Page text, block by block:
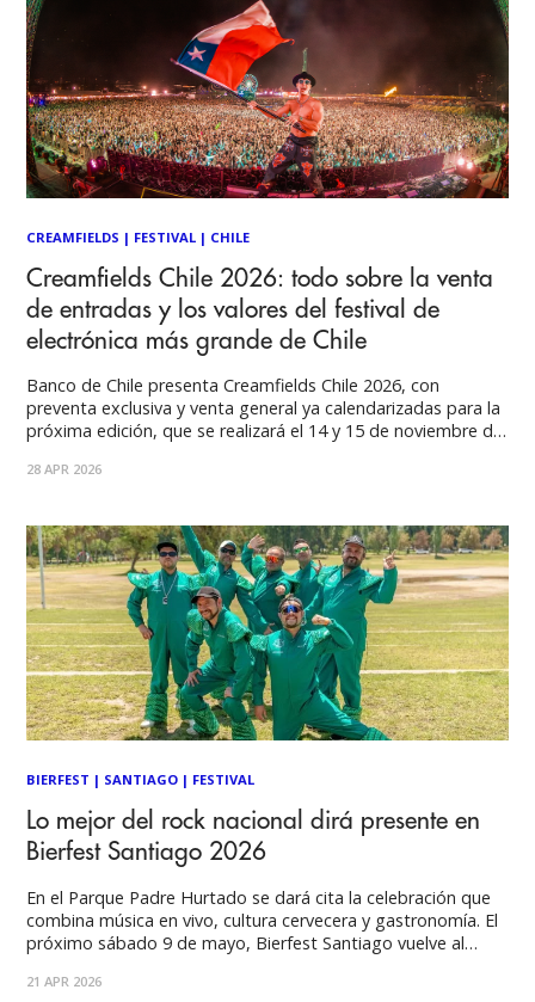
CREAMFIELDS | FESTIVAL | CHILE
Creamfields Chile 2026: todo sobre la venta
de entradas y los valores del festival de
electrónica más grande de Chile
Banco de Chile presenta Creamfields Chile 2026, con
preventa exclusiva y venta general ya calendarizadas para la
próxima edición, que se realizará el 14 y 15 de noviembre de
asistir a Creamfields, toma nota de las fechas claves: La
28 APR 2026
BIERFEST | SANTIAGO | FESTIVAL
Lo mejor del rock nacional dirá presente en
Bierfest Santiago 2026
En el Parque Padre Hurtado se dará cita la celebración que
combina música en vivo, cultura cervecera y gastronomía. El
próximo sábado 9 de mayo, Bierfest Santiago vuelve al
donde el rock será el protagonista. Con más de 15 años
21 APR 2026